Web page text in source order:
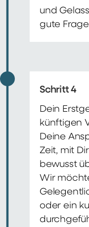
und
gute
Schritt 4
Dein
künftigen
Deine
Zeit, mit
bewusst
Wir
oder ein